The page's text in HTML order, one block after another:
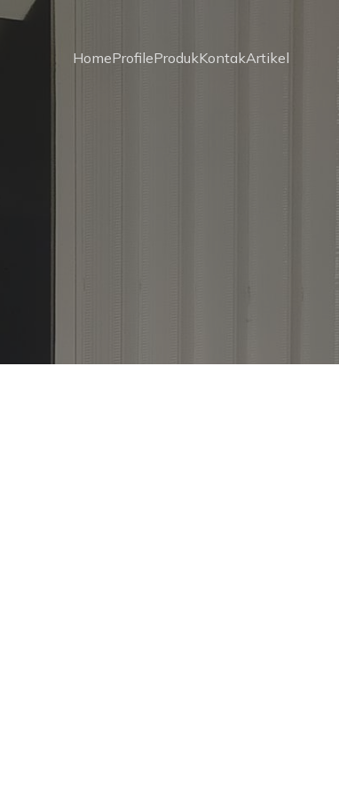
HomeProfileProdukKontakArtikel